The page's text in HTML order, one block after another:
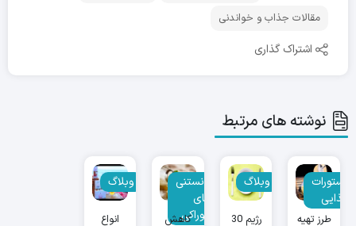
مقالات جذاب و خواندنی
اشتراک گذاری
نوشته های مرتبط
دستورات
غذایی
طرز تهیه
وبلاگ
رژیم 30
دانستنی
های
خوراکیکاهش
وبلاگ
انواع